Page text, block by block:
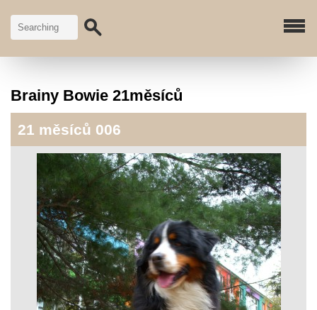
Brainy Bowie 21měsíců
21 měsíců 006